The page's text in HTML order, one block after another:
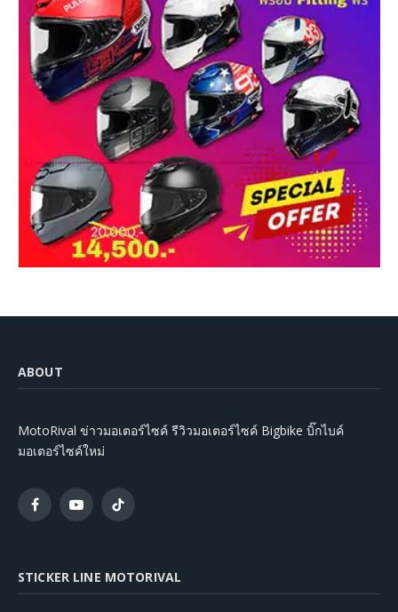
ABOUT
MotoRival ข่าวมอเตอร์ไซค์ รีวิวมอเตอร์ไซค์ Bigbike บิ๊กไบค์
มอเตอร์ไซค์ใหม่
FacebookYouTubeTikTok
STICKER LINE MOTORIVAL